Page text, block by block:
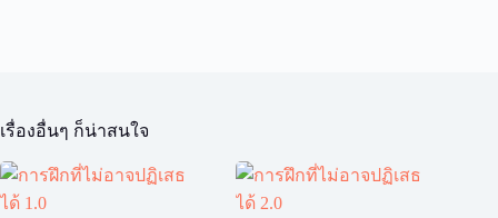
เรื่องอื่นๆ ก็น่าสนใจ